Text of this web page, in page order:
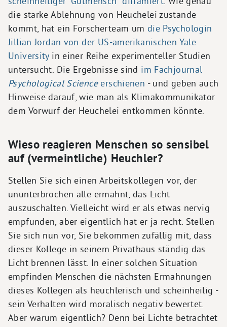
die starke Ablehnung von Heuchelei zustande
kommt, hat ein Forscherteam um die Psychologin
Jillian Jordan von der US-amerikanischen Yale
Universityin einer Reihe experimenteller Studien
untersucht. Die Ergebnisse sind im Fachjournal
Psychological Scienceerschienen - und geben auch
Hinweise darauf, wie man als Klimakommunikator
dem Vorwurf der Heuchelei entkommen könnte.
Wieso reagieren Menschen so sensibel
auf (vermeintliche) Heuchler?
Stellen Sie sich einen Arbeitskollegen vor, der
ununterbrochen alle ermahnt, das Licht
auszuschalten. Vielleicht wird er als etwas nervig
empfunden, aber eigentlich hat er ja recht. Stellen
Sie sich nun vor, Sie bekommen zufällig mit, dass
dieser Kollege in seinem Privathaus ständig das
Licht brennen lässt. In einer solchen Situation
empfinden Menschen die nächsten Ermahnungen
dieses Kollegen als heuchlerisch und scheinheilig -
sein Verhalten wird moralisch negativ bewertet.
Aber warum eigentlich? Denn bei Lichte betrachtet